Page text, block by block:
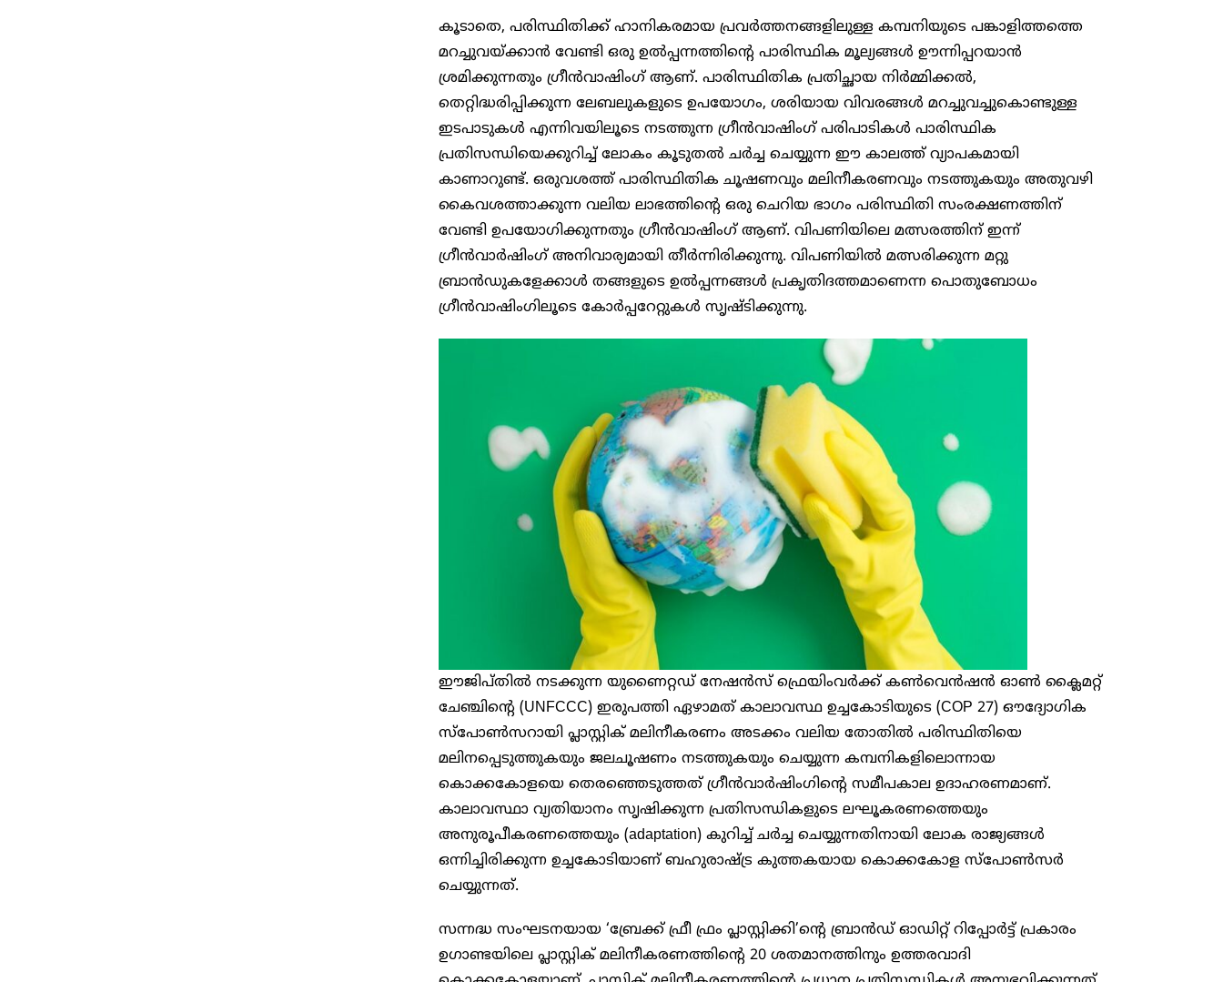
കൂടാതെ, പരിസ്ഥിതിക്ക് ഹാനികരമായ പ്രവർത്തനങ്ങളിലുള്ള കമ്പനിയുടെ പങ്കാളിത്തത്തെ
മറച്ചുവയ്ക്കാൻ വേണ്ടി ഒരു ഉൽപ്പന്നത്തിന്റെ പാരിസ്ഥിക മൂല്യങ്ങൾ ഊന്നിപ്പറയാൻ
ശ്രമിക്കുന്നതും ഗ്രീൻവാഷിംഗ് ആണ്. പാരിസ്ഥിതിക പ്രതിച്ഛായ നിർമ്മിക്കൽ,
തെറ്റിദ്ധരിപ്പിക്കുന്ന ലേബലുകളുടെ ഉപയോ​ഗം, ശരിയായ വിവരങ്ങൾ മറച്ചുവച്ചുകൊണ്ടുള്ള
ഇടപാടുകൾ എന്നിവയിലൂടെ നടത്തുന്ന ഗ്രീൻവാഷിംഗ് പരിപാടികൾ പാരിസ്ഥിക
പ്രതിസന്ധിയെക്കുറിച്ച് ലോകം കൂടുതൽ ചർച്ച ചെയ്യുന്ന ഈ കാലത്ത് വ്യാപകമായി
കാണാറുണ്ട്. ഒരുവശത്ത് പാരിസ്ഥിതിക ചൂഷണവും മലിനീകരണവും നടത്തുകയും അതുവഴി
കൈവശത്താക്കുന്ന വലിയ ലാഭത്തിന്റെ ഒരു ചെറിയ ഭാഗം പരിസ്ഥിതി സംരക്ഷണത്തിന്
വേണ്ടി ഉപയോഗിക്കുന്നതും ഗ്രീൻവാഷിം​ഗ് ആണ്. വിപണിയിലെ മത്സരത്തിന് ഇന്ന്
ഗ്രീൻവാർഷിം​ഗ് അനിവാര്യമായി തീർന്നിരിക്കുന്നു. വിപണിയിൽ മത്സരിക്കുന്ന മറ്റു
ബ്രാൻഡുകളേക്കാൾ തങ്ങളുടെ ഉൽപ്പന്നങ്ങൾ പ്രകൃതിദത്തമാണെന്ന പൊതുബോധം ​
ഗ്രീൻവാഷിം​ഗിലൂടെ കോർപ്പറേറ്റുകൾ സൃഷ്ടിക്കുന്നു.
ഈജിപ്തിൽ നടക്കുന്ന യുണൈറ്റഡ് നേഷൻസ് ഫ്രെയിംവർക്ക് കൺവെൻഷൻ ഓൺ ക്ലൈമറ്റ്
ചേഞ്ചിന്റെ (UNFCCC) ഇരുപത്തി ഏഴാമത് കാലാവസ്ഥ ഉച്ചകോടിയുടെ (COP 27) ഔദ്യോഗിക
സ്പോൺസറായി പ്ലാസ്റ്റിക് മലിനീകരണം അടക്കം വലിയ തോതിൽ പരിസ്ഥിതിയെ
മലിനപ്പെടുത്തുകയും ജലചൂഷണം നടത്തുകയും ചെയ്യുന്ന കമ്പനികളിലൊന്നായ
കൊക്കകോളയെ തെരഞ്ഞെടുത്തത് ഗ്രീൻവാർഷിം​ഗിന്റെ സമീപകാല ഉദാഹരണമാണ്.
കാലാവസ്ഥാ വ്യതിയാനം സൃഷിക്കുന്ന പ്രതിസന്ധികളുടെ ലഘൂകരണത്തെയും
അനുരൂപീകരണത്തെയും (adaptation) കുറിച്ച് ചർച്ച ചെയ്യുന്നതിനായി ലോക രാജ്യങ്ങൾ
ഒന്നിച്ചിരിക്കുന്ന ഉച്ചകോടിയാണ് ബഹുരാഷ്‌ട്ര കുത്തകയായ കൊക്കകോള സ്പോൺസർ
ചെയ്യുന്നത്.
സന്നദ്ധ സംഘടനയായ ‘ബ്രേക്ക് ഫ്രീ ഫ്രം പ്ലാസ്റ്റിക്കി’ന്റെ ബ്രാൻഡ് ഓഡിറ്റ് റിപ്പോർട്ട് പ്രകാരം
ഉഗാണ്ടയിലെ പ്ലാസ്റ്റിക് മലിനീകരണത്തിന്റെ 20 ശതമാനത്തിനും ഉത്തരവാദി